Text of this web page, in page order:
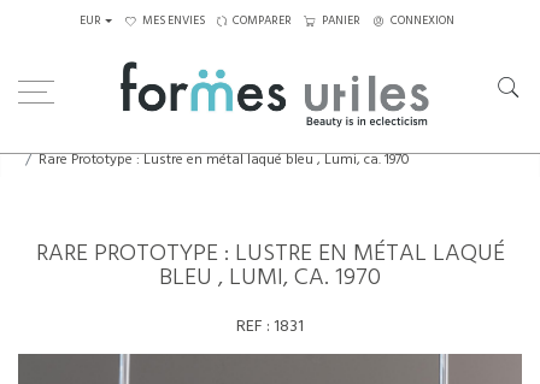
EUR MES ENVIES COMPARER PANIER CONNEXION
Rare Prototype : Lustre en métal laqué bleu , Lumi, ca. 1970
RARE PROTOTYPE : LUSTRE EN MÉTAL LAQUÉ
BLEU , LUMI, CA. 1970
REF : 1831